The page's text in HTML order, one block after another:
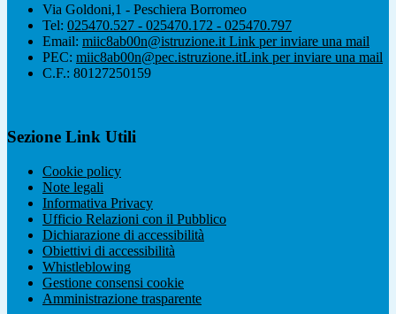
Via Goldoni,1 - Peschiera Borromeo
Tel: 025470.527 - 025470.172 - 025470.797
Email: miic8ab00n@istruzione.it Link per inviare una mail
PEC: miic8ab00n@pec.istruzione.itLink per inviare una mail
C.F.: 80127250159
Sezione Link Utili
Cookie policy
Note legali
Informativa Privacy
Ufficio Relazioni con il Pubblico
Dichiarazione di accessibilità
Obiettivi di accessibilità
Whistleblowing
Gestione consensi cookie
Amministrazione trasparente